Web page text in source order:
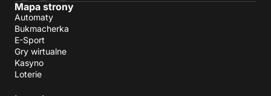
Mapa strony
Automaty
Bukmacherka
E-Sport
Gry wirtualne
Kasyno
Loterie